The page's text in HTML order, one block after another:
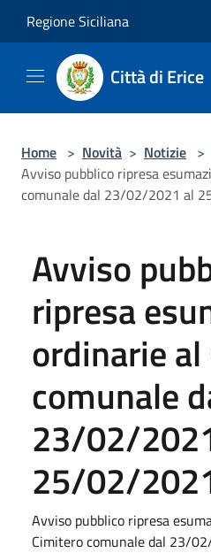
Regione Siciliana
Città di Erice
Home > Novità > Notizie >
Avviso pubblico ripresa
comunale dal 23/02/2021 al
Avviso
ripresa
ordinarie
comunale
23/02/
25/02/
Avviso pubblico ripresa
Cimitero comunale dal 23/